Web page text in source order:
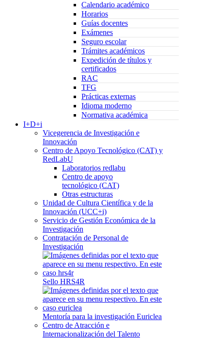
Calendario académico
Horarios
Guías docentes
Exámenes
Seguro escolar
Trámites académicos
Expedición de títulos y
certificados
RAC
TFG
Prácticas externas
Idioma moderno
Normativa académica
I+D+i
Vicegerencia de Investigación e
Innovación
Centro de Apoyo Tecnológico (CAT) y
RedLabU
Laboratorios redlabu
Centro de apoyo
tecnológico (CAT)
Otras estructuras
Unidad de Cultura Científica y de la
Innovación (UCC+i)
Servicio de Gestión Económica de la
Investigación
Contratación de Personal de
Investigación
Sello HRS4R
Mentoría para la investigación Euriclea
Centro de Atracción e
Internacionalización del Talento